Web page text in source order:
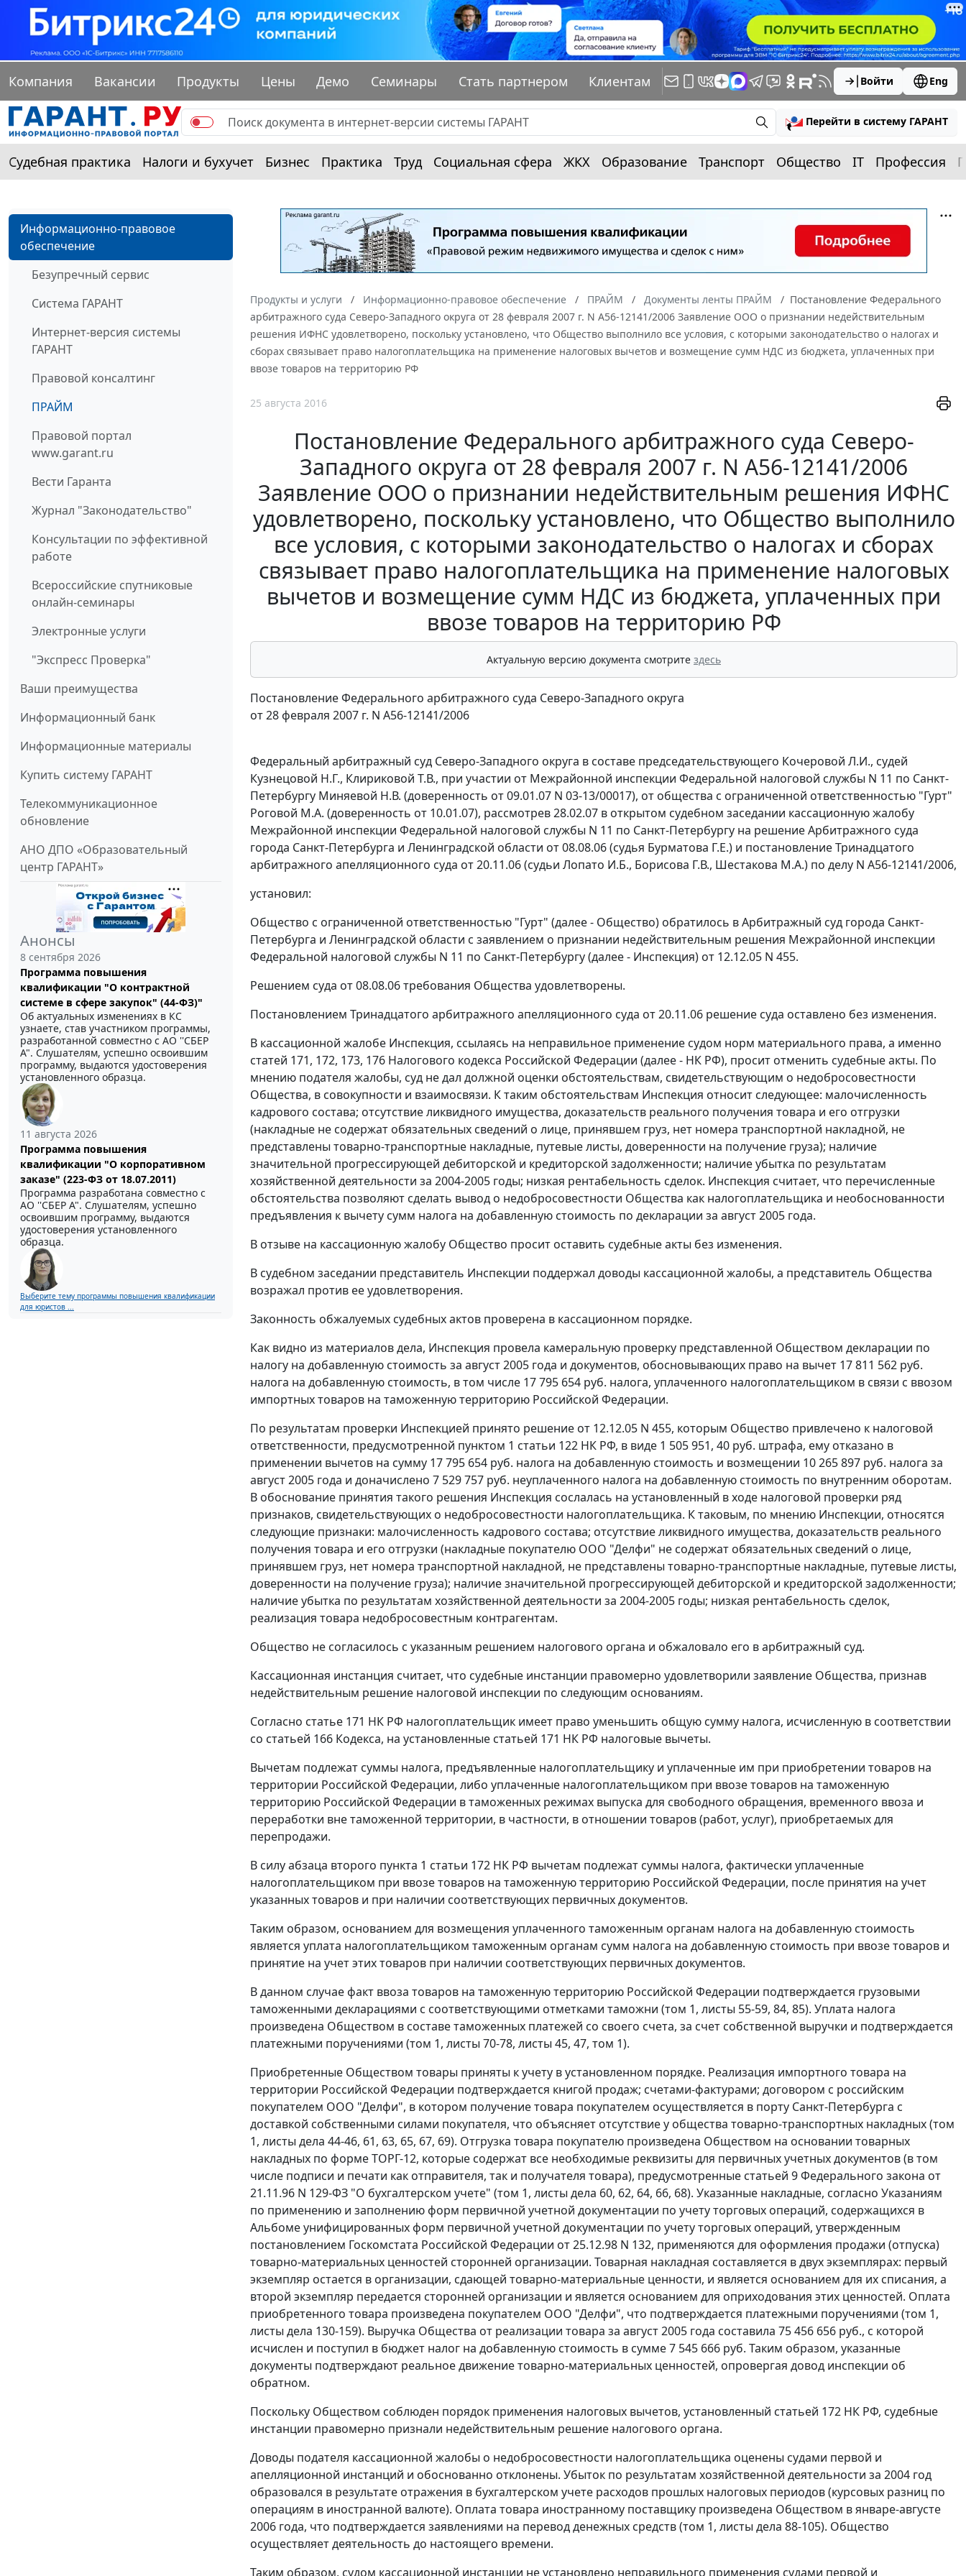
Компания Вакансии Продукты Цены Демо Семинары Стать партнером Клиентам Войти Eng
Перейти в систему ГАРАНТ
Судебная практика Налоги и бухучет Бизнес Практика Труд Социальная сфера ЖКХ Образование Транспорт Общество IT Профессия
Информационно-правовое
обеспечение
Безупречный сервис
Система ГАРАНТ
Интернет-версия системы
ГАРАНТ
Правовой консалтинг
ПРАЙМ
Правовой портал
www.garant.ru
Вести Гаранта
Журнал "Законодательство"
Консультации по эффективной
работе
Всероссийские спутниковые
онлайн-семинары
Электронные услуги
"Экспресс Проверка"
Ваши преимущества
Информационный банк
Информационные материалы
Купить систему ГАРАНТ
Телекоммуникационное
обновление
АНО ДПО «Образовательный
центр ГАРАНТ»
Анонсы
8 сентября 2026
Программа повышения
квалификации "О контрактной
системе в сфере закупок" (44-ФЗ)"
Об актуальных изменениях в КС
узнаете, став участником программы,
разработанной совместно с АО ''СБЕР
А". Слушателям, успешно освоившим
программу, выдаются удостоверения
установленного образца.
11 августа 2026
Программа повышения
квалификации "О корпоративном
заказе" (223-ФЗ от 18.07.2011)
Программа разработана совместно с
АО ''СБЕР А". Слушателям, успешно
освоившим программу, выдаются
удостоверения установленного
образца.
Выберите тему программы повышения квалификации
для юристов ...
Продукты и услуги Информационно-правовое обеспечение ПРАЙМ Документы ленты ПРАЙМ
Постановление Федерального
арбитражного суда Северо-Западного округа от 28 февраля 2007 г. N А56-12141/2006 Заявление ООО о признании недействительным
решения ИФНС удовлетворено, поскольку установлено, что Общество выполнило все условия, с которыми законодательство о налогах и
сборах связывает право налогоплательщика на применение налоговых вычетов и возмещение сумм НДС из бюджета, уплаченных при
ввозе товаров на территорию РФ
25 августа 2016
Постановление Федерального арбитражного суда Северо-
Западного округа от 28 февраля 2007 г. N А56-12141/2006
Заявление ООО о признании недействительным решения ИФНС
удовлетворено, поскольку установлено, что Общество выполнило
все условия, с которыми законодательство о налогах и сборах
связывает право налогоплательщика на применение налоговых
вычетов и возмещение сумм НДС из бюджета, уплаченных при
ввозе товаров на территорию РФ
Актуальную версию документа смотрите здесь
Постановление Федерального арбитражного суда Северо-Западного округа
от 28 февраля 2007 г. N А56-12141/2006
Федеральный арбитражный суд Северо-Западного округа в составе председательствующего Кочеровой Л.И., судей
Кузнецовой Н.Г., Клириковой Т.В., при участии от Межрайонной инспекции Федеральной налоговой службы N 11 по Санкт-
Петербургу Миняевой Н.В. (доверенность от 09.01.07 N 03-13/00017), от общества с ограниченной ответственностью "Гурт"
Роговой М.А. (доверенность от 10.01.07), рассмотрев 28.02.07 в открытом судебном заседании кассационную жалобу
Межрайонной инспекции Федеральной налоговой службы N 11 по Санкт-Петербургу на решение Арбитражного суда
города Санкт-Петербурга и Ленинградской области от 08.08.06 (судья Бурматова Г.Е.) и постановление Тринадцатого
арбитражного апелляционного суда от 20.11.06 (судьи Лопато И.Б., Борисова Г.В., Шестакова М.А.) по делу N А56-12141/2006,
установил:
Общество с ограниченной ответственностью "Гурт" (далее - Общество) обратилось в Арбитражный суд города Санкт-
Петербурга и Ленинградской области с заявлением о признании недействительным решения Межрайонной инспекции
Федеральной налоговой службы N 11 по Санкт-Петербургу (далее - Инспекция) от 12.12.05 N 455.
Решением суда от 08.08.06 требования Общества удовлетворены.
Постановлением Тринадцатого арбитражного апелляционного суда от 20.11.06 решение суда оставлено без изменения.
В кассационной жалобе Инспекция, ссылаясь на неправильное применение судом норм материального права, а именно
статей 171, 172, 173, 176 Налогового кодекса Российской Федерации (далее - НК РФ), просит отменить судебные акты. По
мнению подателя жалобы, суд не дал должной оценки обстоятельствам, свидетельствующим о недобросовестности
Общества, в совокупности и взаимосвязи. К таким обстоятельствам Инспекция относит следующее: малочисленность
кадрового состава; отсутствие ликвидного имущества, доказательств реального получения товара и его отгрузки
(накладные не содержат обязательных сведений о лице, принявшем груз, нет номера транспортной накладной, не
представлены товарно-транспортные накладные, путевые листы, доверенности на получение груза); наличие
значительной прогрессирующей дебиторской и кредиторской задолженности; наличие убытка по результатам
хозяйственной деятельности за 2004-2005 годы; низкая рентабельность сделок. Инспекция считает, что перечисленные
обстоятельства позволяют сделать вывод о недобросовестности Общества как налогоплательщика и необоснованности
предъявления к вычету сумм налога на добавленную стоимость по декларации за август 2005 года.
В отзыве на кассационную жалобу Общество просит оставить судебные акты без изменения.
В судебном заседании представитель Инспекции поддержал доводы кассационной жалобы, а представитель Общества
возражал против ее удовлетворения.
Законность обжалуемых судебных актов проверена в кассационном порядке.
Как видно из материалов дела, Инспекция провела камеральную проверку представленной Обществом декларации по
налогу на добавленную стоимость за август 2005 года и документов, обосновывающих право на вычет 17 811 562 руб.
налога на добавленную стоимость, в том числе 17 795 654 руб. налога, уплаченного налогоплательщиком в связи с ввозом
импортных товаров на таможенную территорию Российской Федерации.
По результатам проверки Инспекцией принято решение от 12.12.05 N 455, которым Общество привлечено к налоговой
ответственности, предусмотренной пунктом 1 статьи 122 НК РФ, в виде 1 505 951, 40 руб. штрафа, ему отказано в
применении вычетов на сумму 17 795 654 руб. налога на добавленную стоимость и возмещении 10 265 897 руб. налога за
август 2005 года и доначислено 7 529 757 руб. неуплаченного налога на добавленную стоимость по внутренним оборотам.
В обоснование принятия такого решения Инспекция сослалась на установленный в ходе налоговой проверки ряд
признаков, свидетельствующих о недобросовестности налогоплательщика. К таковым, по мнению Инспекции, относятся
следующие признаки: малочисленность кадрового состава; отсутствие ликвидного имущества, доказательств реального
получения товара и его отгрузки (накладные покупателю ООО "Делфи" не содержат обязательных сведений о лице,
принявшем груз, нет номера транспортной накладной, не представлены товарно-транспортные накладные, путевые листы,
доверенности на получение груза); наличие значительной прогрессирующей дебиторской и кредиторской задолженности;
наличие убытка по результатам хозяйственной деятельности за 2004-2005 годы; низкая рентабельность сделок,
реализация товара недобросовестным контрагентам.
Общество не согласилось с указанным решением налогового органа и обжаловало его в арбитражный суд.
Кассационная инстанция считает, что судебные инстанции правомерно удовлетворили заявление Общества, признав
недействительным решение налоговой инспекции по следующим основаниям.
Согласно статье 171 НК РФ налогоплательщик имеет право уменьшить общую сумму налога, исчисленную в соответствии
со статьей 166 Кодекса, на установленные статьей 171 НК РФ налоговые вычеты.
Вычетам подлежат суммы налога, предъявленные налогоплательщику и уплаченные им при приобретении товаров на
территории Российской Федерации, либо уплаченные налогоплательщиком при ввозе товаров на таможенную
территорию Российской Федерации втаможенных режимах выпуска для свободного обращения, временного ввоза и
переработки вне таможенной территории, в частности, в отношении товаров (работ, услуг), приобретаемых для
перепродажи.
В силуабзаца второго пункта 1 статьи 172 НК РФ вычетам подлежат суммы налога, фактически уплаченные
налогоплательщиком при ввозе товаров на таможенную территорию Российской Федерации, после принятия на учет
указанных товаров и при наличии соответствующих первичных документов.
Таким образом, основанием для возмещения уплаченного таможенным органам налога на добавленную стоимость
является уплата налогоплательщиком таможенным органам сумм налога на добавленную стоимость при ввозе товаров и
принятие на учет этих товаров при наличии соответствующих первичных документов.
В данном случае факт ввоза товаров на таможенную территорию Российской Федерации подтверждается грузовыми
таможенными декларациями с соответствующими отметками таможни (том 1, листы 55-59, 84, 85). Уплата налога
произведена Обществом в составе таможенных платежей со своего счета, за счет собственной выручки и подтверждается
платежными поручениями (том 1, листы 70-78, листы 45, 47, том 1).
Приобретенные Обществом товары приняты к учету в установленном порядке. Реализация импортного товара на
территории Российской Федерации подтверждается книгой продаж; счетами-фактурами; договором с российским
покупателем ООО "Делфи", в котором получение товара покупателем осуществляется в порту Санкт-Петербурга с
доставкой собственными силами покупателя, что объясняет отсутствие у общества товарно-транспортных накладных (том
1, листы дела 44-46, 61, 63, 65, 67, 69). Отгрузка товара покупателю произведена Обществом на основании товарных
накладных по формеТОРГ-12, которые содержат все необходимые реквизиты для первичных учетных документов (в том
числе подписи и печати как отправителя, так и получателя товара), предусмотренные статьей 9Федерального закона от
21.11.96 N 129-ФЗ "О бухгалтерском учете" (том 1, листы дела 60, 62, 64, 66, 68). Указанные накладные, согласно Указаниям
по применению и заполнению форм первичной учетной документации по учету торговых операций, содержащихся в
Альбомеунифицированных форм первичной учетной документации по учету торговых операций, утвержденным
постановлением Госкомстата Российской Федерации от 25.12.98 N 132, применяются для оформления продажи (отпуска)
товарно-материальных ценностей сторонней организации. Товарная накладная составляется в двух экземплярах: первый
экземпляр остается в организации, сдающей товарно-материальные ценности, и является основанием для их списания, а
второй экземпляр передается сторонней организации и является основанием для оприходования этих ценностей. Оплата
приобретенного товара произведена покупателем ООО "Делфи", что подтверждается платежными поручениями (том 1,
листы дела 130-159). Выручка Общества от реализации товара за август 2005 года составила 75 456 656 руб., с которой
исчислен и поступил в бюджет налог на добавленную стоимость в сумме 7 545 666 руб. Таким образом, указанные
документы подтверждают реальное движение товарно-материальных ценностей, опровергая довод инспекции об
обратном.
Поскольку Обществом соблюден порядок применения налоговых вычетов, установленный статьей 172 НК РФ, судебные
инстанции правомерно признали недействительным решение налогового органа.
Доводы подателя кассационной жалобы о недобросовестности налогоплательщика оценены судами первой и
апелляционной инстанций и обоснованно отклонены. Убыток по результатам хозяйственной деятельности за 2004 год
образовался в результате отражения в бухгалтерском учете расходов прошлых налоговых периодов (курсовых разниц по
операциям в иностранной валюте). Оплата товара иностранному поставщику произведена Обществом в январе-августе
2006 года, что подтверждается заявлениями на перевод денежных средств (том 1, листы дела 88-105). Общество
осуществляет деятельность до настоящего времени.
Таким образом, судом кассационной инстанции не установлено неправильного применения судами первой и